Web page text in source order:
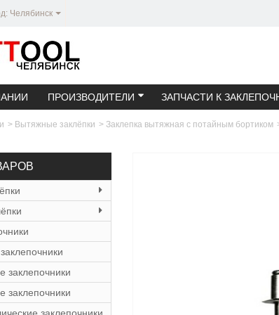
Челябинск
ПРОИЗВОДИТЕЛИ ЗАПЧАСТИ К
> Вытяжные заклёпки > Заклепка вытяжная с потайным бортиком
заклепочники
заклепочники